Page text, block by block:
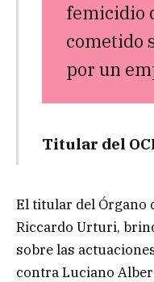
femicidio
cometido
por un
Titular del
El titular del Órgano
Riccardo Urturi,
sobre las
contra Luciano